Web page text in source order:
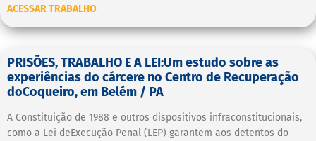
ACESSAR TRABALHO
PRISÕES, TRABALHO E A LEI:Um estudo sobre as
experiências do cárcere no Centro de Recuperação
doCoqueiro, em Belém / PA
A Constituição de 1988 e outros dispositivos infraconstitucionais,
como a Lei deExecução Penal (LEP) garantem aos detentos do